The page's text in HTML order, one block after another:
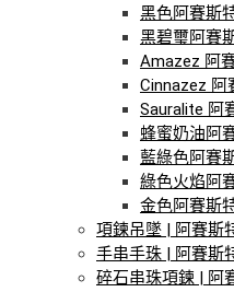
黑色阿賽斯
黑碧璽阿賽
Amazez 阿
Cinnazez 阿
Sauralite 阿
蜂蜜奶油阿
藍綠色阿賽
綠色火焰阿
金色阿賽斯
項鍊吊墜 | 阿賽斯
手串手珠 | 阿賽斯
碎石串珠項鍊 | 阿